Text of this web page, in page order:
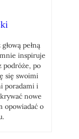
pełną
inspiruje
podróże, po
się swoimi
poradami i
nowe
opowiadać o